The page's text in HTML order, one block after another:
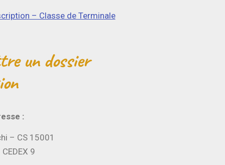
– Classe de Terminale
un dossier
:
– CS 15001
9